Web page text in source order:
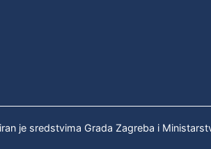
je sredstvima Grada Zagreba i